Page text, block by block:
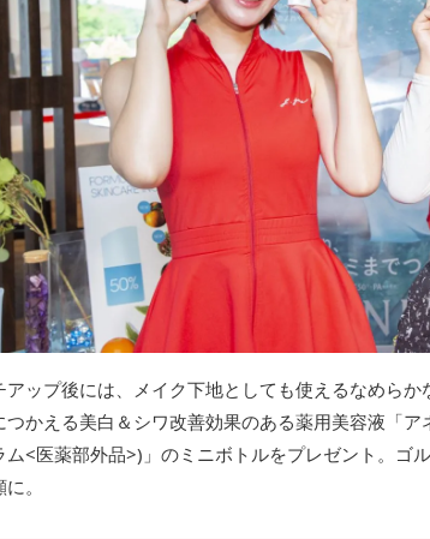
アップ後には、メイク下地としても使えるなめら
つかえる美白＆シワ改善効果のある薬用美容液「
ム<医薬部外品>)」のミニボトルをプレゼント。ゴ
。